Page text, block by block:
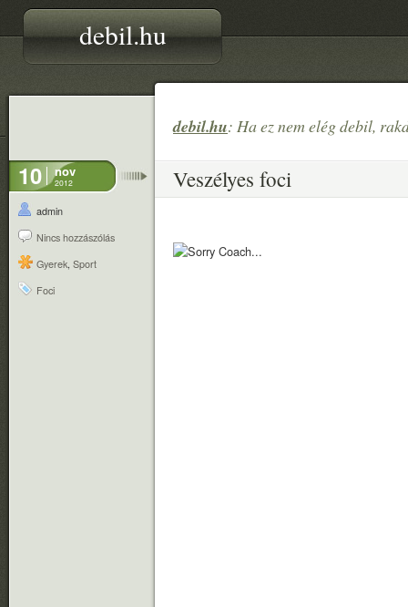
debil.hu
debil.hu: Ha ez nem elég debil,
10 nov
2012
admin
Nincs hozzászólás
Gyerek, Sport
Foci
Veszélyes foci